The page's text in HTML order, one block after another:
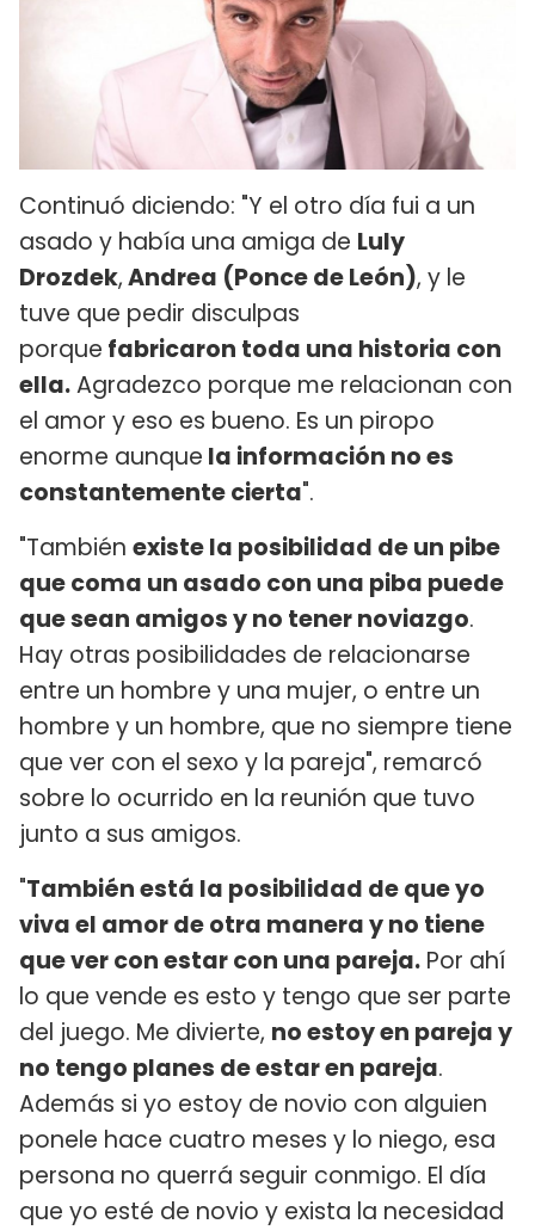
Continuó diciendo: "Y el otro día fui a un
asado y había una amiga de Luly
Drozdek,Andrea (Ponce de León), y le
tuve que pedir disculpas
porque fabricaron toda una historia con
ella.Agradezco porque me relacionan con
el amor y eso es bueno. Es un piropo
enorme aunque la información no es
constantemente cierta".
"También existe la posibilidad de un pibe
que coma un asado con una piba puede
que sean amigos y no tener noviazgo.
Hay otras posibilidades de relacionarse
entre un hombre y una mujer, o entre un
hombre y un hombre, que no siempre tiene
que ver con el sexo y la pareja", remarcó
sobre lo ocurrido en la reunión que tuvo
junto a sus amigos.
"También está la posibilidad de que yo
viva el amor de otra manera y no tiene
que ver con estar con una pareja. Por ahí
lo que vende es esto y tengo que ser parte
del juego. Me divierte, no estoy en pareja y
no tengo planes de estar en pareja.
Además si yo estoy de novio con alguien
ponele hace cuatro meses y lo niego, esa
persona no querrá seguir conmigo. El día
que yo esté de novio y exista la necesidad